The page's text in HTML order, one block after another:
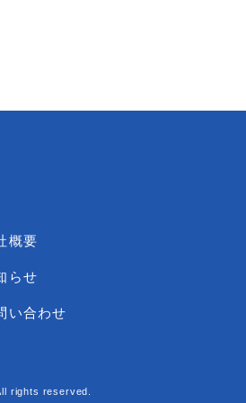
概要
らせ
い合わせ
rights reserved.